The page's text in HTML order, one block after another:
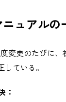
ュアルの
変更のたびに、
ている。
：